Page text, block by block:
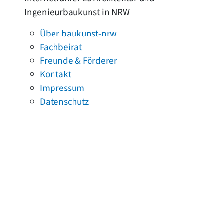
Ingenieurbaukunst in NRW
Über baukunst-nrw
Fachbeirat
Freunde & Förderer
Kontakt
Impressum
Datenschutz